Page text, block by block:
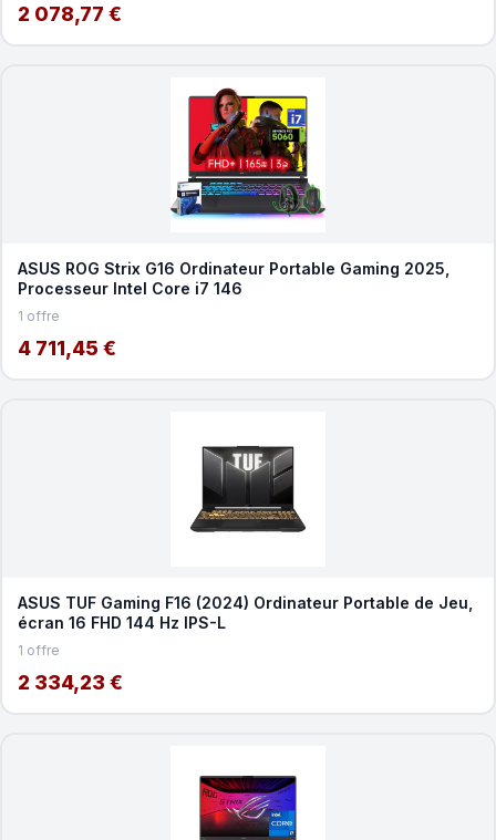
2 078,77 €
ASUS ROG Strix G16 Ordinateur Portable Gaming 2025,
Processeur Intel Core i7 146
1 offre
4 711,45 €
ASUS TUF Gaming F16 (2024) Ordinateur Portable de Jeu,
écran 16 FHD 144 Hz IPS-L
1 offre
2 334,23 €